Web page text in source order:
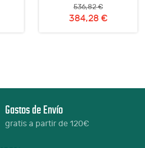
536,82 €
384,28 €
Gastos de Envío
gratis a partir de 120€